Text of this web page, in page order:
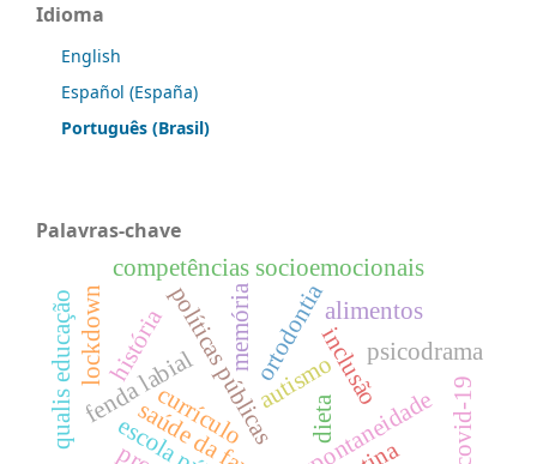
Idioma
English
Español (España)
Português (Brasil)
Palavras-chave
autismoinclusão
políticas públicas
fenda labial
ortodontia
espontaneidade
psicodrama
competências socioemocionais
lockdown
covid-19
qualis educação dieta
alimentos
currículo
memória
história